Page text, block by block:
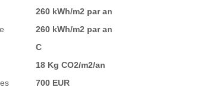
260 kWh/m2 par an
260 kWh/m2 par an
C
18 Kg CO2/m2/an
700 EUR